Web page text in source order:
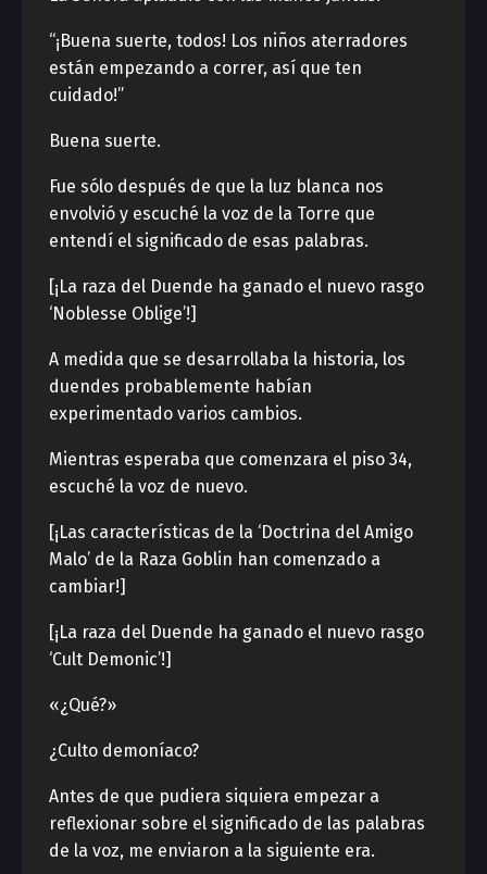
“¡Buena suerte, todos! Los niños aterradores
están empezando a correr, así que ten
cuidado!”
Buena suerte.
Fue sólo después de que la luz blanca nos
envolvió y escuché la voz de la Torre que
entendí el significado de esas palabras.
[¡La raza del Duende ha ganado el nuevo rasgo
‘Noblesse Oblige’!]
A medida que se desarrollaba la historia, los
duendes probablemente habían
experimentado varios cambios.
Mientras esperaba que comenzara el piso 34,
escuché la voz de nuevo.
[¡Las características de la ‘Doctrina del Amigo
Malo’ de la Raza Goblin han comenzado a
cambiar!]
[¡La raza del Duende ha ganado el nuevo rasgo
‘Cult Demonic’!]
«¿Qué?»
¿Culto demoníaco?
Antes de que pudiera siquiera empezar a
reflexionar sobre el significado de las palabras
de la voz, me enviaron a la siguiente era.